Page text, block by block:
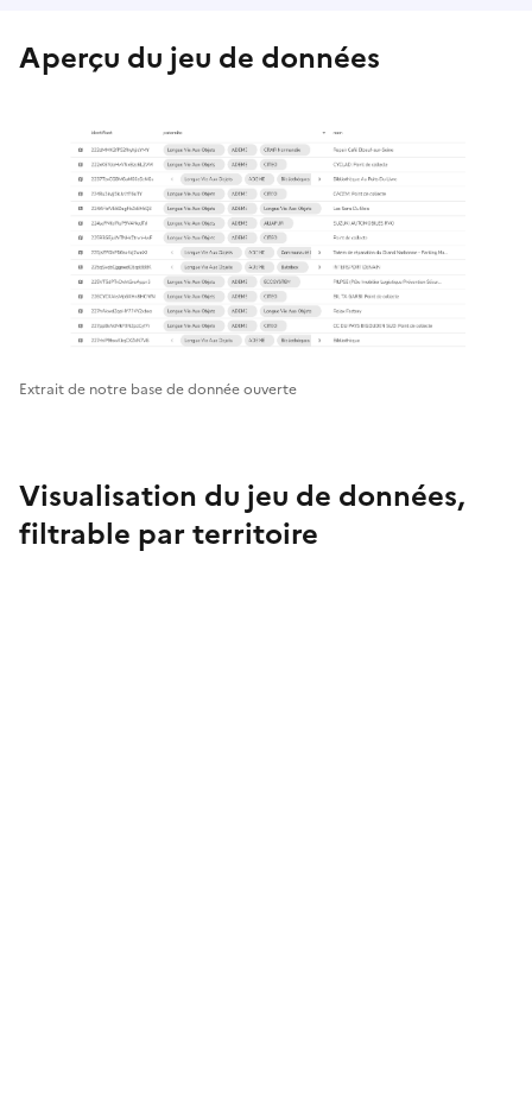
Aperçu du jeu de données
Aller à la page https://data.ademe.fr/datasets/
Extrait de notre base de donnée ouverte
Visualisation du jeu de données,
filtrable par territoire